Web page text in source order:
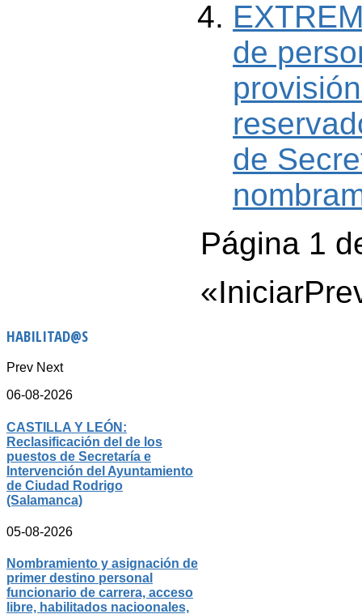
de
de
Página 1
«Iniciar
HABILITAD@S
Prev Next
06-08-2026
CASTILLA Y LEÓN:
Reclasificación del de los
puestos de Secretaría e
Intervención del Ayuntamiento
de Ciudad Rodrigo
(Salamanca)
05-08-2026
Nombramiento y asignación de
primer destino personal
funcionario de carrera, acceso
libre, habilitados nacioonales,